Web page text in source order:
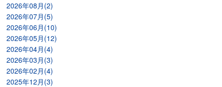
2026年08月(2)
2026年07月(5)
2026年06月(10)
2026年05月(12)
2026年04月(4)
2026年03月(3)
2026年02月(4)
2025年12月(3)